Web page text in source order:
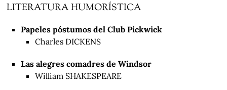
LITERATURA HUMORÍSTICA
Papeles póstumos del Club Pickwick
Charles DICKENS
Las alegres comadres de Windsor
William SHAKESPEARE